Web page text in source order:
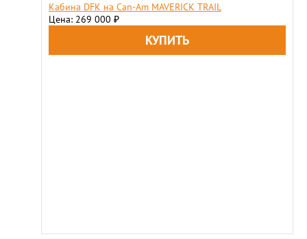
Кабина DFK на Can-Am MAVERICK TRAIL
Цена: 269 000 ₽